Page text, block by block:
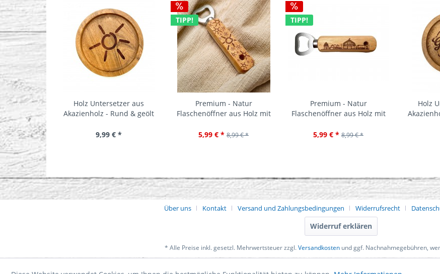
Holz Untersetzer aus
Akazienholz - Rund & geölt
9,99 € *
TIPP!
Premium - Natur
Flaschenöffner aus Holz mit
5,99 € * 8,99 € *
TIPP!
Premium - Natur
Flaschenöffner aus Holz mit
5,99 € * 8,99 € *
Holz
Über uns Kontakt Versand und Zahlungsbedingungen Widerrufsrecht
Widerruf erklären
* Alle Preise inkl. gesetzl. Mehrwertsteuer zzgl.Versandkostenund ggf. Nachnahmegebühren,